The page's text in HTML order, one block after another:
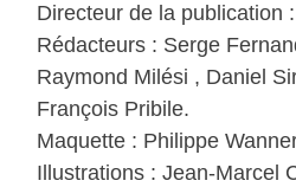
Directeur de la publication
Rédacteurs : Serge
Raymond Milési , Daniel
François Pribile.
Maquette : Philippe
Illustrations : Jean-Marcel